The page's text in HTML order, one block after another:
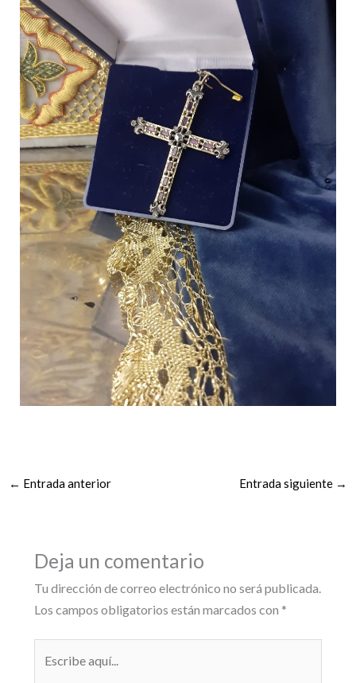
← Entrada anterior Entrada siguiente →
Deja un comentario
Tu dirección de correo electrónico no será publicada.
Los campos obligatorios están marcados con *
aquí...